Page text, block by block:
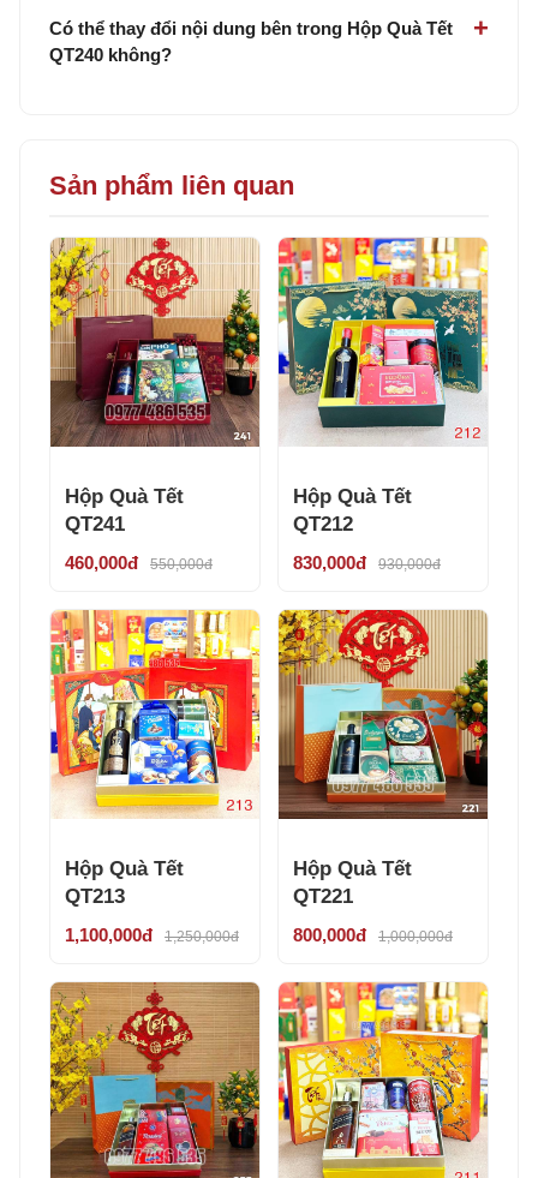
Có thể thay đổi nội dung bên trong Hộp Quà Tết
QT240 không?
Sản phẩm liên quan
Hộp Quà Tết
QT241
460,000đ 550,000đ
Hộp Quà Tết
QT212
830,000đ 930,000đ
Hộp Quà Tết
QT213
1,100,000đ 1,250,000đ
Hộp Quà Tết
QT221
800,000đ 1,000,000đ